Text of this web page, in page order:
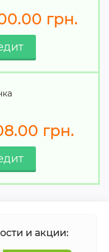
грн.
грн.
и акции: